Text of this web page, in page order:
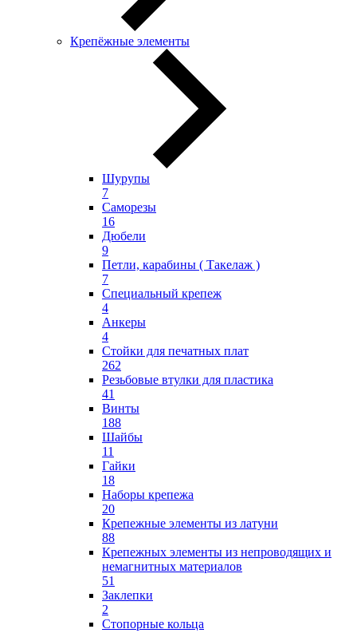
Крепёжные элементы
Шурупы
7
Саморезы
16
Дюбели
9
Петли, карабины ( Такелаж )
7
Специальный крепеж
4
Анкеры
4
Стойки для печатных плат
262
Резьбовые втулки для пластика
41
Винты
188
Шайбы
11
Гайки
18
Наборы крепежа
20
Крепежные элементы из латуни
88
Крепежных элементы из непроводящих и
немагнитных материалов
51
Заклепки
2
Стопорные кольца